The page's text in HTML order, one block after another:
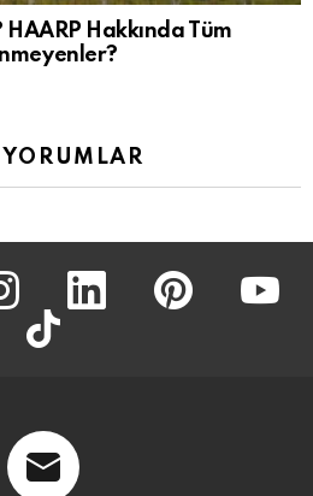
HAARP Hakkında Tüm
İnstagram linkedin pinterest
tiktok